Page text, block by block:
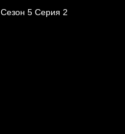
Сезон 5 Серия 2